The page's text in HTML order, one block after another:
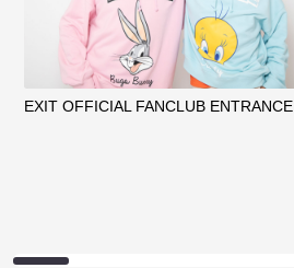
EXIT OFFICIAL FANCLUB ENTRANCE